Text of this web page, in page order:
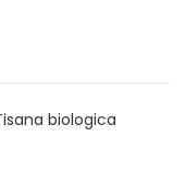
biologica